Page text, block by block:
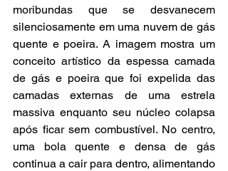
moribundas que se desvanecem
silenciosamente em uma nuvem de gás
quente e poeira. A imagem mostra um
conceito artístico da espessa camada
de gás e poeira que foi expelida das
camadas externas de uma estrela
massiva enquanto seu núcleo colapsa
após ficar sem combustível. No centro,
uma bola quente e densa de gás
continua a cair para dentro, alimentando